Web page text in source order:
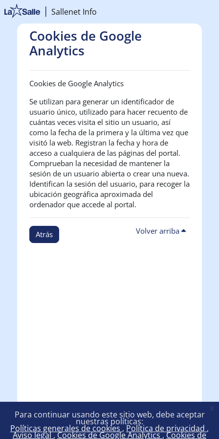
Salta al contenido principal
Para continuar usando este sitio web, debe aceptar
nuestras políticas:
Políticas generales de cookies Política de privacidad
Aviso legal Cookies de Google Analytics Cookies de
x
Sallenet Info
Cookies de Google
Analytics
Cookies de Google Analytics
Se utilizan para generar un identificador de
usuario único, utilizado para hacer recuento de
cuántas veces visita el sitio un usuario, así
como la fecha de la primera y la última vez que
visitó la web. Registran la fecha y hora de
acceso a cualquiera de las páginas del portal.
Comprueban la necesidad de mantener la
sesión de un usuario abierta o crear una nueva.
Identifican la sesión del usuario, para recoger la
ubicación geográfica aproximada del
ordenador que accede al portal.
Atrás Volver arriba